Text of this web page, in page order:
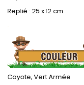
Replié : 25 x 12 cm
.
Coyote, Vert Armée